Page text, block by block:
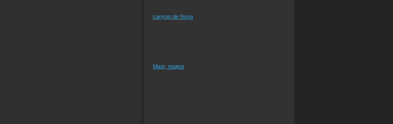
canyon de Neva
Maor, majeur